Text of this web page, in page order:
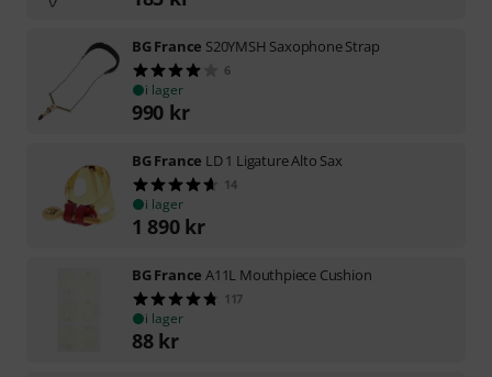
BG France S20YMSH Saxophone Strap
6
i lager
990 kr
BG France LD 1 Ligature Alto Sax
14
i lager
1 890 kr
BG France A11L Mouthpiece Cushion
117
i lager
88 kr